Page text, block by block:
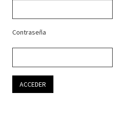
Contraseña